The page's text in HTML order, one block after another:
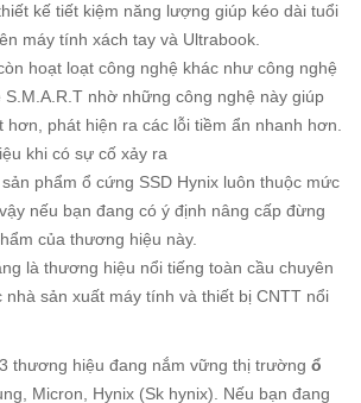
kế tiết kiệm năng lượng giúp kéo dài tuổi
máy tính xách tay và Ultrabook.
hoạt loạt công nghệ khác như công nghệ
S.M.A.R.T nhờ những công nghệ này giúp
hơn, phát hiện ra các lỗi tiềm ẩn nhanh hơn.
khi có sự cố xảy ra
phẩm ổ cứng SSD Hynix luôn thuộc mức
nếu bạn đang có ý định nâng cấp đừng
của thương hiệu này.
là thương hiệu nổi tiếng toàn cầu chuyên
nhà sản xuất máy tính và thiết bị CNTT nổi
thương hiệu đang nắm vững thị trường ổ
Micron, Hynix (Sk hynix). Nếu bạn đang